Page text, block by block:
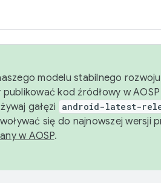
modelu stabilnego
kod źródłowy w
gałęzi
android-latest-
się do najnowszej wersji
w AOSP.